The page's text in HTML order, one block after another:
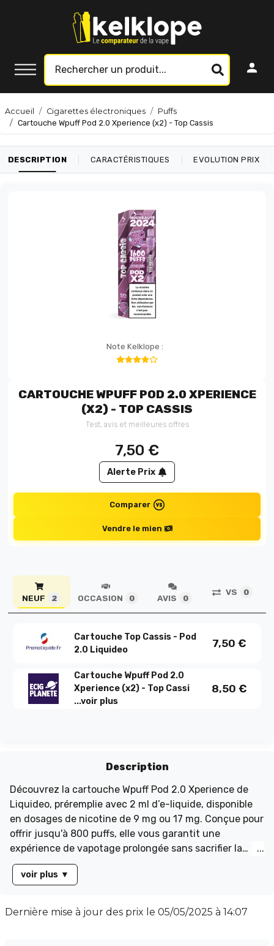
Accueil Cigarettes électroniques
Puffs
Cartouche Wpuff Pod 2.0 Xperience (x2) - Top Cassis
DESCRIPTION CARACTÉRISTIQUES EVOLUTION PRIX
Note Kelklope :
CARTOUCHE WPUFF POD 2.0 XPERIENCE
(X2) - TOP CASSIS
Test, avis et meilleures offres
7,50 €
Alerte Prix
Comparer
Vendre le mien
NEUF 2 OCCASION 0 AVIS 0
VS 0
Cartouche Top Cassis - Pod
2.0 Liquideo
7,50 €
Cartouche Wpuff Pod 2.0
Xperience (x2) - Top Cassi
...voir plus
8,50 €
Description
Découvrez la cartouche Wpuff Pod 2.0 Xperience de
Liquideo, préremplie avec 2 ml d’e-liquide, disponible
en dosages de nicotine de 9 mg ou 17 mg. Conçue pour
offrir jusqu'à 800 puffs, elle vous garantit une
expérience de vapotage prolongée sans sacrifier la
saveur. Avec un ratio PG/VG de 50/50, profitez d'un
équilibre parfait entre un hit en gorge satisfaisant et
compatibles avec le Kit Starter Wpuff Pod 2.0 et la
voir plus ▼
Dernière mise à jour des prix le 05/05/2025 à 14:07